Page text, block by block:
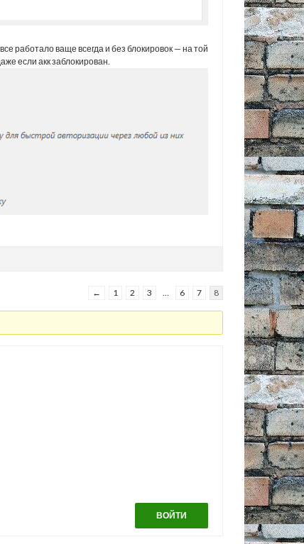
работало ваще всегда и без блокировок — на той
если акк заблокирован.
← 1 2 3 6 7 8
ВОЙТИ